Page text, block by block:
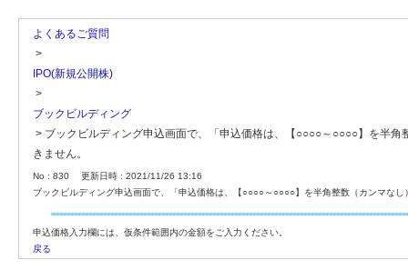
よくあるご質問
>
IPO(新規公開株)
>
ブックビルディング
> ブックビルディング申込画面で、「申込価格は、【○○○○～○○○○】を半
きません。
No : 830
更新日時 : 2021/11/26 13:16
ブックビルディング申込画面で、「申込価格は、【○○○○～○○○○】を半角整数（カンマな
申込価格入力欄には、仮条件範囲内の金額をご入力ください。
戻る